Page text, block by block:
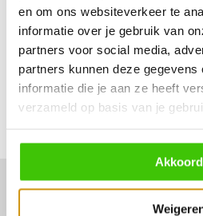
en om ons websiteverkeer te
informatie over je gebruik van
partners voor social media,
partners kunnen deze
informatie die je aan ze heeft
verzameld op basis van je
Akkoord
Specificaties
Reviews